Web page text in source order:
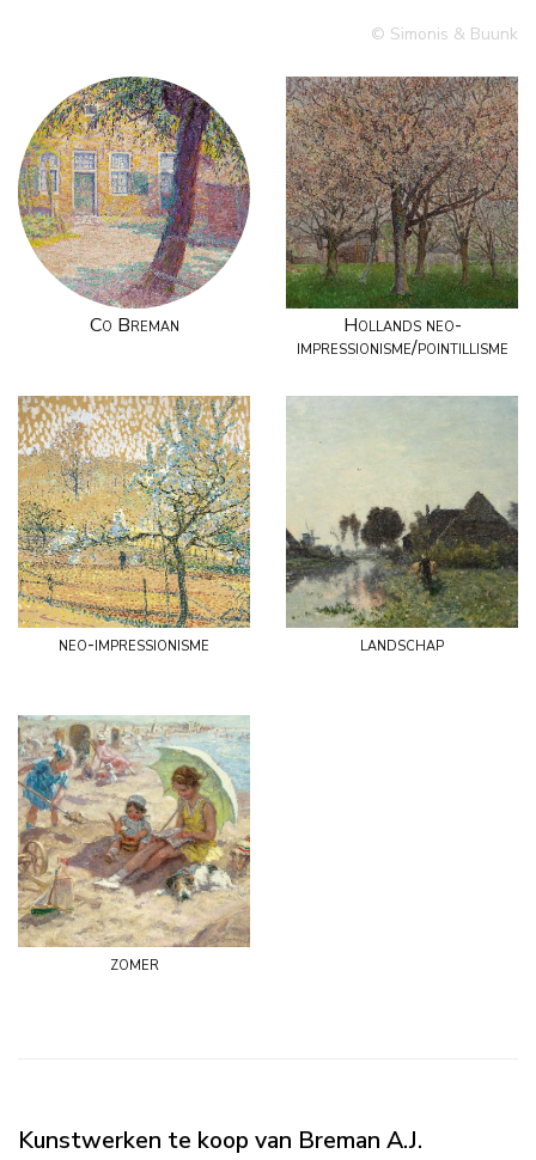
© Simonis & Buunk
Co Breman
Hollands neo-
impressionisme/pointillisme
neo-impressionisme landschap
zomer
Kunstwerken te koop van Breman A.J.